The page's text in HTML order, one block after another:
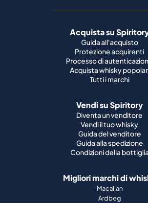
Acquista su
Guida all'acquisto
Protezione acquirenti
Processo di
Acquista whisky
Tutti i marchi
Vendi su Spiritory
Diventa un venditore
Vendi il tuo whisky
Guida del venditore
Guida alla spedizione
Condizioni della bottiglia
Migliori marchi di
Macallan
Ardbeg